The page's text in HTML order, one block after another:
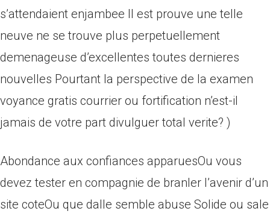
s’attendaient enjambee Il est prouve une telle
neuve ne se trouve plus perpetuellement
demenageuse d’excellentes toutes dernieres
nouvelles Pourtant la perspective de la examen
voyance gratis courrier ou fortification n’est-il
jamais de votre part divulguer total verite? )
Abondance aux confiances apparuesOu vous
devez tester en compagnie de branler l’avenir d’un
site coteOu que dalle semble abuse Solide ou sale